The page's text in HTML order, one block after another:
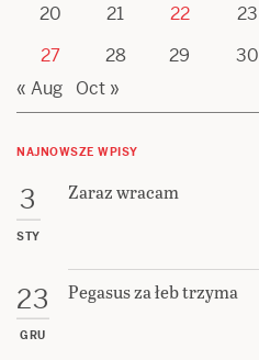
20
21 22 23
27
28 29
30
« Aug
Oct »
NAJNOWSZE WPISY
3
STY
Zaraz wracam
23
GRU
Pegasus za łeb trzyma